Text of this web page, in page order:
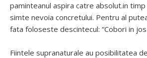
paminteanul aspira catre absolut.in
simte nevoia concretului. Pentru al
fata foloseste descintecul: “Cobori in
Fiintele supranaturale au posibilitatea